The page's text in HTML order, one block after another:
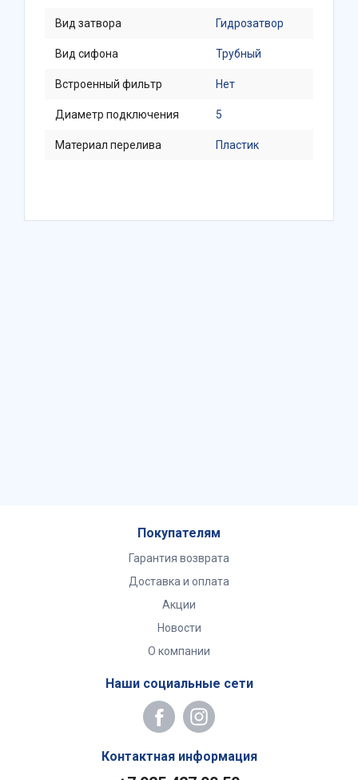
Вид затвора Гидрозатвор
Вид сифона Трубный
Встроенный фильтр Нет
Диаметр подключения 5
Материал перелива Пластик
Покупателям
Гарантия возврата
Доставка и оплата
Акции
Новости
О компании
Наши социальные сети
Контактная информация